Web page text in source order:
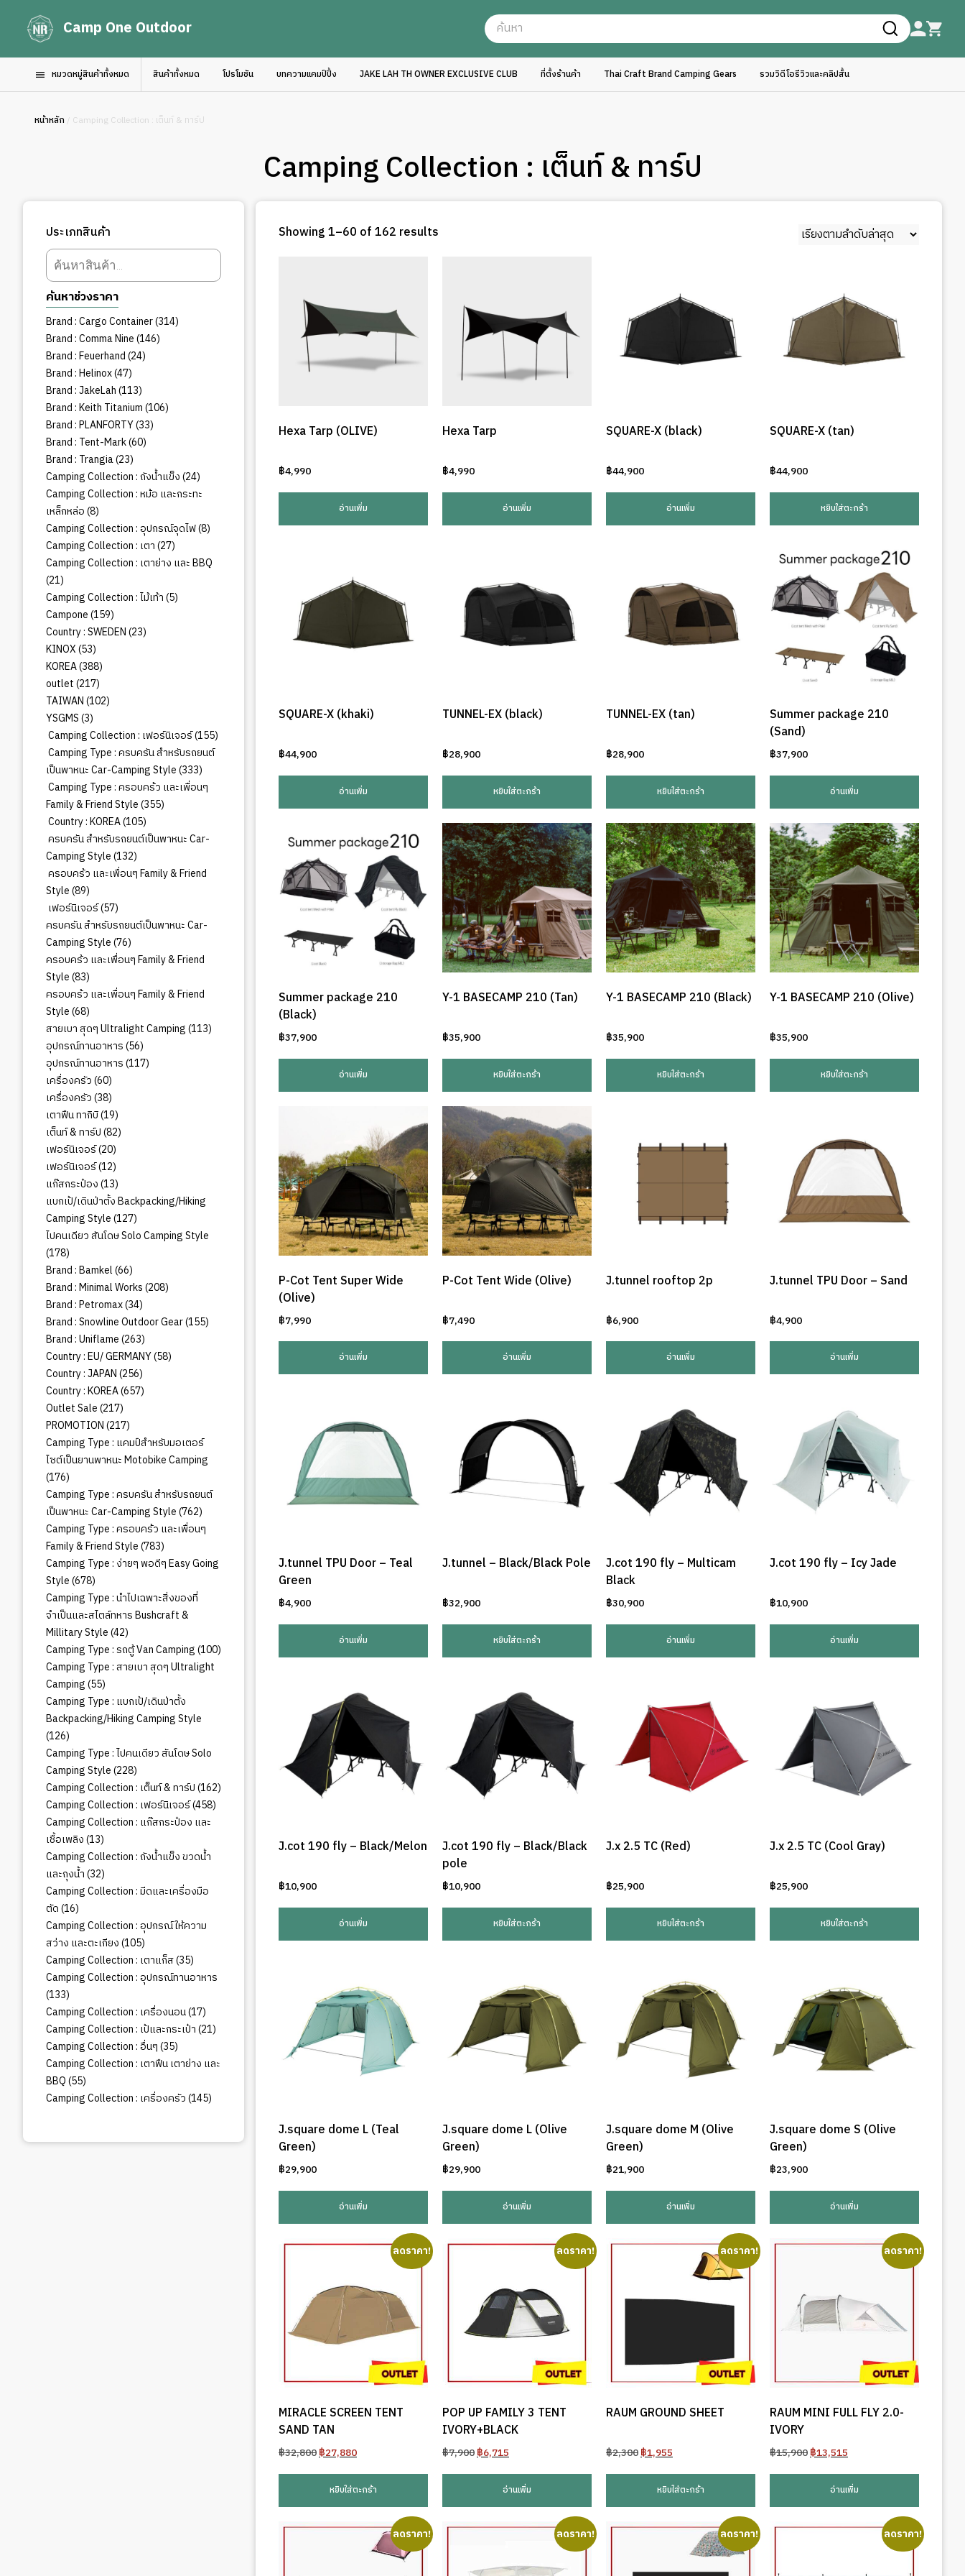
Camp One Outdoor
หมวดหมู่สินค้าทั้งหมด สินค้าทั้งหมด โปรโมชัน บทความแคมป์ปิ้ง JAKE LAH TH OWNER EXCLUSIVE CLUB ที่ตั้งร้านค้า Thai Craft Brand Camping Gears รวมวิดีโอรีวิวและคลิปสั้น
หน้าหลัก / Camping Collection : เต็นท์ & ทาร์ป
Camping Collection : เต็นท์ & ทาร์ป
ประเภทสินค้า
Products
search
ค้นหาช่วงราคา
Brand : Cargo Container 314314
Brand : Comma Nine 146146
Brand : Feuerhand 2424
Brand : Helinox 4747
สินค้า
Brand : JakeLah 113113
สินค้า
Brand : Keith Titanium 106106
Brand : PLANFORTY 3333
Brand : Tent-Mark 6060
Brand : Trangia 2323
สินค้า
Camping Collection : ถังน้ำแข็ง 2424
สินค้า
Camping Collection : หม้อ และกระทะ
เหล็กหล่อ 88
สินค้า
Camping Collection : อุปกรณ์จุดไฟ 88
Camping Collection : เตา 2727
สินค้า
Camping Collection : เตาย่าง และ BBQ
2121
สินค้า
Camping Collection : ไม้เท้า 55
Campone 159159
สินค้า
Country : SWEDEN 2323
KINOX 5353
สินค้า
KOREA 388388
สินค้า
outlet 217217
สินค้า
TAIWAN 102102
YSGMS 33
สินค้า
Camping Collection : เฟอร์นิเจอร์ 155155
สินค้า
Camping Type : ครบครัน สำหรับรถยนต์
เป็นพาหนะ Car-Camping Style 333333
สินค้า
Camping Type : ครอบคร้ว และเพื่อนๆ
Family & Friend Style 355355
Country : KOREA 105105
สินค้า
ครบครัน สำหรับรถยนต์เป็นพาหนะ Car-
Camping Style 132132
สินค้า
ครอบคร้ว และเพื่อนๆ Family & Friend
Style 8989
สินค้า
เฟอร์นิเจอร์ 5757
สินค้า
ครบครัน สำหรับรถยนต์เป็นพาหนะ Car-
Camping Style 7676
สินค้า
ครอบคร้ว และเพื่อนๆ Family & Friend
Style 8383
สินค้า
ครอบคร้ว และเพื่อนๆ Family & Friend
Style 6868
สินค้า
สายเบา สุดๆ Ultralight Camping 113113
อุปกรณ์ทานอาหาร 5656
สินค้า
อุปกรณ์ทานอาหาร 117117
เครื่องครัว 6060
สินค้า
เครื่องครัว 3838
สินค้า
เตาฟืน ทากิบิ 1919
สินค้า
เต็นท์ & ทาร์ป 8282
เฟอร์นิเจอร์ 2020
สินค้า
เฟอร์นิเจอร์ 1212
สินค้า
แก๊สกระป๋อง 1313
สินค้า
แบกเป้/เดินป่าตั้ง Backpacking/Hiking
Camping Style 127127
สินค้า
ไปคนเดียว สันโดษ Solo Camping Style
178178
สินค้า
Brand : Bamkel 6666
สินค้า
Brand : Minimal Works 208208
Brand : Petromax 3434
สินค้า
Brand : Snowline Outdoor Gear 155155
Brand : Uniflame 263263
สินค้า
Country : EU/ GERMANY 5858
Country : JAPAN 256256
สินค้า
Country : KOREA 657657
Outlet Sale 217217
สินค้า
PROMOTION 217217
สินค้า
Camping Type : แคมป์สำหรับมอเตอร์
ไซต์เป็นยานพาหนะ Motobike Camping
176176
สินค้า
Camping Type : ครบครัน สำหรับรถยนต์
เป็นพาหนะ Car-Camping Style 762762
สินค้า
Camping Type : ครอบคร้ว และเพื่อนๆ
Family & Friend Style 783783
สินค้า
Camping Type : ง่ายๆ พอดีๆ Easy Going
Style 678678
สินค้า
Camping Type : นำไปเฉพาะสิ่งของที่
จำเป็นและสไตล์ทหาร Bushcraft &
Millitary Style 4242
สินค้า
Camping Type : รถตู้ Van Camping 100100
Camping Type : สายเบา สุดๆ Ultralight
Camping 5555
สินค้า
Camping Type : แบกเป้/เดินป่าตั้ง
Backpacking/Hiking Camping Style
126126
สินค้า
Camping Type : ไปคนเดียว สันโดษ Solo
Camping Style 228228
สินค้า
Camping Collection : เต็นท์ & ทาร์ป 162162
Camping Collection : เฟอร์นิเจอร์ 458458
Camping Collection : แก๊สกระป๋อง และ
เชื้อเพลิง 1313
สินค้า
Camping Collection : ถังน้ำแข็ง ขวดน้ำ
และถุงน้ำ 3232
สินค้า
Camping Collection : มีดและเครื่องมือ
ตัด 1616
สินค้า
Camping Collection : อุปกรณ์ให้ความ
สว่าง และตะเกียง 105105
สินค้า
Camping Collection : เตาแก็ส 3535
สินค้า
Camping Collection : อุปกรณ์ทานอาหาร
133133
สินค้า
Camping Collection : เครื่องนอน 1717
สินค้า
Camping Collection : เป้และกระเป๋า 2121
Camping Collection : อื่นๆ 3535
สินค้า
Camping Collection : เตาฟืน เตาย่าง และ
BBQ 5555
สินค้า
Camping Collection : เครื่องครัว 145145
Showing 1–60 of 162 results
Hexa Tarp (OLIVE)
฿4,990
อ่านเพิ่ม
Hexa Tarp
฿4,990
อ่านเพิ่ม
SQUARE-X (black)
฿44,900
อ่านเพิ่ม
SQUARE-X (tan)
฿44,900
หยิบใส่ตะกร้า
SQUARE-X (khaki)
฿44,900
อ่านเพิ่ม
TUNNEL-EX (black)
฿28,900
หยิบใส่ตะกร้า
TUNNEL-EX (tan)
฿28,900
หยิบใส่ตะกร้า
Summer package 210
(Sand)
฿37,900
อ่านเพิ่ม
Summer package 210
(Black)
฿37,900
อ่านเพิ่ม
Y-1 BASECAMP 210 (Tan)
฿35,900
หยิบใส่ตะกร้า
Y-1 BASECAMP 210 (Black)
฿35,900
หยิบใส่ตะกร้า
Y-1 BASECAMP 210 (Olive)
฿35,900
หยิบใส่ตะกร้า
P-Cot Tent Super Wide
(Olive)
฿7,990
อ่านเพิ่ม
P-Cot Tent Wide (Olive)
฿7,490
อ่านเพิ่ม
J.tunnel rooftop 2p
฿6,900
อ่านเพิ่ม
J.tunnel TPU Door – Sand
฿4,900
อ่านเพิ่ม
J.tunnel TPU Door – Teal
Green
฿4,900
อ่านเพิ่ม
J.tunnel – Black/Black Pole
฿32,900
หยิบใส่ตะกร้า
J.cot 190 fly – Multicam
Black
฿30,900
อ่านเพิ่ม
J.cot 190 fly – Icy Jade
฿10,900
อ่านเพิ่ม
J.cot 190 fly – Black/Melon
฿10,900
อ่านเพิ่ม
J.cot 190 fly – Black/Black
pole
฿10,900
หยิบใส่ตะกร้า
J.x 2.5 TC (Red)
฿25,900
หยิบใส่ตะกร้า
J.x 2.5 TC (Cool Gray)
฿25,900
หยิบใส่ตะกร้า
J.square dome L (Teal
Green)
฿29,900
อ่านเพิ่ม
J.square dome L (Olive
Green)
฿29,900
อ่านเพิ่ม
J.square dome M (Olive
Green)
฿21,900
อ่านเพิ่ม
J.square dome S (Olive
Green)
฿23,900
อ่านเพิ่ม
ลดราคา!
MIRACLE SCREEN TENT
SAND TAN
฿32,800Original
฿32,800.
฿27,880Current
฿27,880.
หยิบใส่ตะกร้า
ลดราคา!
POP UP FAMILY 3 TENT
IVORY+BLACK
฿7,900Original
฿7,900.
฿6,715
฿6,715.
อ่านเพิ่ม
ลดราคา!
RAUM GROUND SHEET
฿2,300Original
฿2,300.
฿1,955
is:
฿1,955.
หยิบใส่ตะกร้า
ลดราคา!
RAUM MINI FULL FLY 2.0-
IVORY
฿15,900Original
฿15,900.
฿13,515
is:
฿13,515.
อ่านเพิ่ม
ลดราคา! ลดราคา! ลดราคา! ลดราคา!